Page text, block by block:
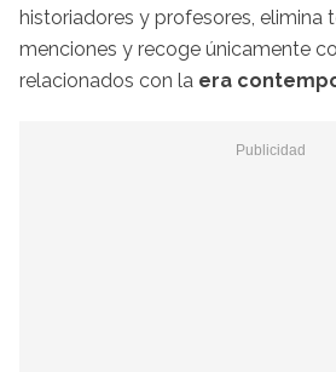
historiadores y profesores, elimina
menciones y recoge únicamente
relacionados con la era